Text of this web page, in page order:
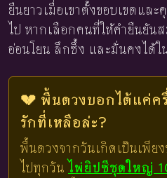
ยืนยาวเมื่อเขาตั้งขอบเขตแล
ไป หากเลือกคนที่ให้คำยืนยัน
อ่อนโยน ลึกซึ้ง และมั่นคงได้ใ
💔 พื้นดวงบอกได้แค่ค
รักที่เหลือล่ะ?
พื้นดวงจากวันเกิดเป็นเพีย
ไปทุกวัน ไพ่ยิปซีชุดใหญ่